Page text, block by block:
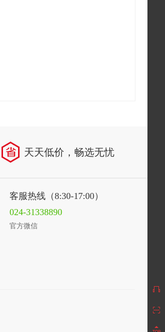
天天低价，畅选无忧
客服热线（8:30-17:00）
024-31338890
官方微信